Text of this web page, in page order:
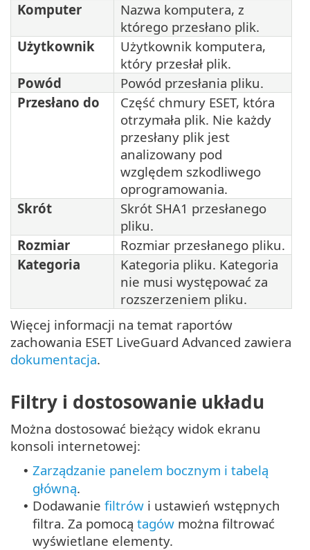
Komputer
Nazwa komputera, z
którego przesłano plik.
Użytkownik
Użytkownik komputera,
który przesłał plik.
Powód
Powód przesłania pliku.
Przesłano do
Część chmury ESET, która
otrzymała plik. Nie każdy
przesłany plik jest
analizowany pod
względem szkodliwego
oprogramowania.
Skrót
Skrót SHA1 przesłanego
pliku.
Rozmiar
Rozmiar przesłanego pliku.
Kategoria
Kategoria pliku. Kategoria
nie musi występować za
rozszerzeniem pliku.
Więcej informacji na temat raportów
zachowania ESET LiveGuard Advanced zawiera
dokumentacja.
Filtry i dostosowanie układu
Można dostosować bieżący widok ekranu
konsoli internetowej:
• Zarządzanie panelem bocznym i tabelą
główną.
• Dodawanie filtrów i ustawień wstępnych
filtra. Za pomocą tagów można filtrować
wyświetlane elementy.